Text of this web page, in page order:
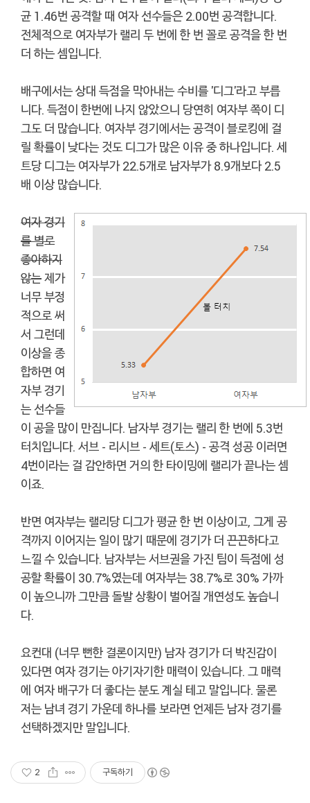
균 1.46번 공격할 때 여자 선수들은 2.00번 공격합니다.
전체적으로 여자부가 랠리 두 번에 한 번 꼴로 공격을 한 번
더 하는 셈입니다.
배구에서는 상대 득점을 막아내는 수비를 '디그'라고 부릅
니다. 득점이 한번에 나지 않았으니 당연히 여자부 쪽이 디
그도 더 많습니다. 여자부 경기에서는 공격이 블로킹에 걸
릴 확률이 낮다는 것도 디그가 많은 이유 중 하나입니다. 세
트당 디그는 여자부가 22.5개로 남자부가 8.9개보다 2.5
배 이상 많습니다.
여자 경기
를 별로
좋아하지
않는제가
너무 부정
적으로 써
서 그런데
이상을 종
합하면 여
자부 경기
는 선수들
이 공을 많이 만집니다. 남자부 경기는 랠리 한 번에 5.3번
터치입니다. 서브 - 리시브 - 세트(토스) - 공격 성공 이러면
4번이라는 걸 감안하면 거의 한 타이밍에 랠리가 끝나는 셈
이죠.
반면 여자부는 랠리당 디그가 평균 한 번 이상이고, 그게 공
격까지 이어지는 일이 많기 때문에 경기가 더 끈끈하다고
느낄 수 있습니다. 남자부는 서브권을 가진 팀이 득점에 성
공할 확률이 30.7%였는데 여자부는 38.7%로 30% 가까
이 높으니까 그만큼 돌발 상황이 벌어질 개연성도 높습니
다.
요컨대 (너무 뻔한 결론이지만) 남자 경기가 더 박진감이
있다면 여자 경기는 아기자기한 매력이 있습니다. 그 매력
에 여자 배구가 더 좋다는 분도 계실 테고 말입니다. 물론
저는 남녀 경기 가운데 하나를 보라면 언제든 남자 경기를
선택하겠지만 말입니다.
2 구독하기